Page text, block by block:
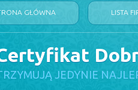
GŁÓWNA LISTA
JEDYNIE